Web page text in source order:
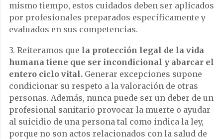
mismo tiempo, estos cuidados deben ser aplicados
por profesionales preparados específicamente y
evaluados en sus competencias.
3. Reiteramos que la protección legal de la vida
humana tiene que ser incondicional y abarcar el
entero ciclo vital. Generar excepciones supone
condicionar su respeto a la valoración de otras
personas. Además, nunca puede ser un deber de un
profesional sanitario provocar la muerte o ayudar
al suicidio de una persona tal como indica la ley,
porque no son actos relacionados con la salud de